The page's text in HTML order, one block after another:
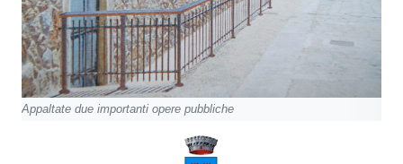
Appaltate due importanti opere pubbliche